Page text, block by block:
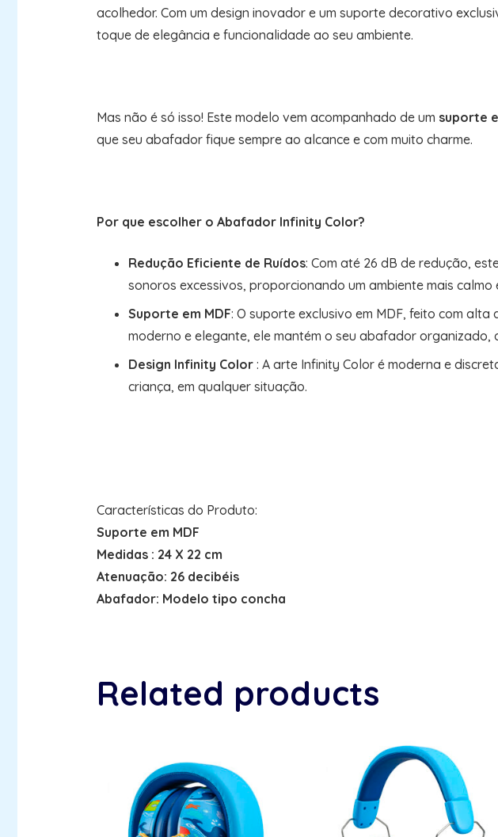
acolhedor. Com um design inovador e um suporte decorativo
toque de elegância e funcionalidade ao seu ambiente.
Mas não é só isso! Este modelo vem acompanhado de um suporte
que seu abafador fique sempre ao alcance e com muito charme.
Por que escolher o Abafador Infinity Color?
Redução Eficiente de Ruídos: Com até 26 dB de redução,
sonoros excessivos, proporcionando um ambiente mais calmo
Suporte em MDF: O suporte exclusivo em MDF, feito com
moderno e elegante, ele mantém o seu abafador
Design Infinity Color : A arte Infinity Color é moderna e
criança, em qualquer situação.
Características do Produto:
Suporte em MDF
Medidas : 24 X 22 cm
Atenuação: 26 decibéis
Abafador: Modelo tipo concha
Related products